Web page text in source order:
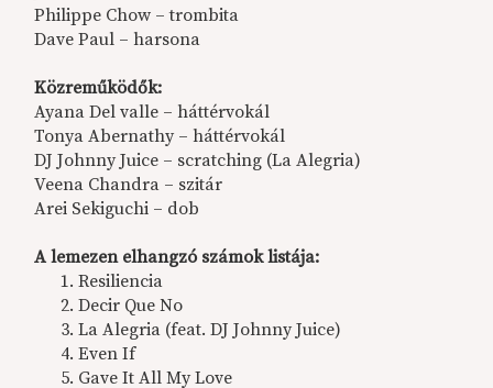
Philippe Chow – trombita
Dave Paul – harsona
Közreműködők:
Ayana Del valle – háttérvokál
Tonya Abernathy – háttérvokál
DJ Johnny Juice – scratching (La Alegria)
Veena Chandra – szitár
Arei Sekiguchi – dob
A lemezen elhangzó számok listája:
Resiliencia
Decir Que No
La Alegria (feat. DJ Johnny Juice)
Even If
Gave It All My Love